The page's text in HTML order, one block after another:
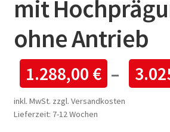
mit
ohne Antrieb
1.288,00 € –
inkl. MwSt. zzgl. Versandkosten
Lieferzeit: 7-12 Wochen